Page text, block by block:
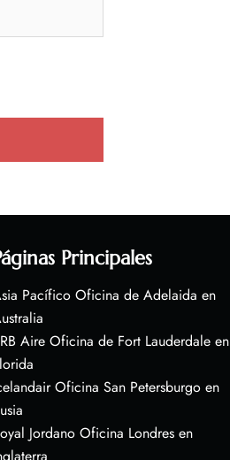
Principales
Pacífico Oficina de Adelaida en
Aire Oficina de Fort Lauderdale en
Oficina San Petersburgo en
Jordano Oficina Londres en